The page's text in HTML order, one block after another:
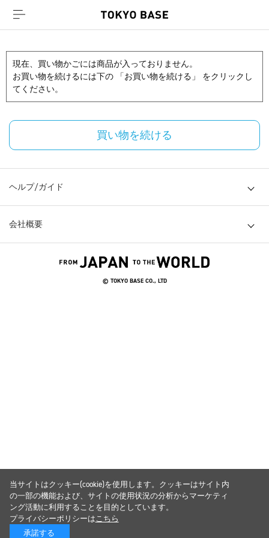
現在、買い物かごには商品が入っておりません。
お買い物を続けるには下の 「お買い物を続ける」 をクリックし
てください。
買い物を続ける
ヘルプ/ガイド
会社概要
© TOKYO BASE CO., LTD
当サイトはクッキー(cookie)を使用します。クッキーはサイト内
の一部の機能および、サイトの使用状況の分析からマーケティ
ング活動に利用することを目的としています。
プライバシーポリシーはこちら
承諾する